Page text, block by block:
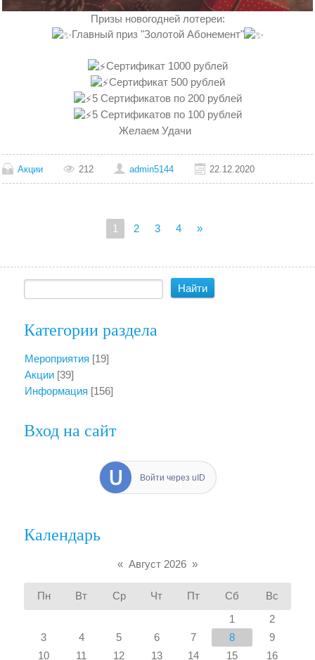
Призы новогодней лотереи:
Главный приз "Золотой Абонемент"
Сертификат 1000 рублей
Сертификат 500 рублей
5 Сертификатов по 200 рублей
5 Сертификатов по 100 рублей
Желаем Удачи
Акции 212 admin5144 22.12.2020
1 2 3 4 »
Категории раздела
Мероприятия [19]
Акции [39]
Информация [156]
Вход на сайт
Войти через uID
Календарь
« Август 2026 »
Пн Вт Ср Чт Пт Сб
Вс
1
2
3
4 5 6 7 8
9
10
11 12 13 14 15
16